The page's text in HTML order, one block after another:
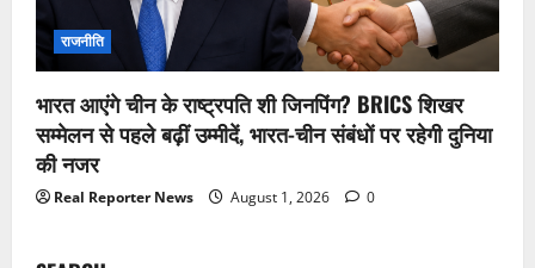
राजनीति
भारत आएंगे चीन के राष्ट्रपति शी जिनपिंग? BRICS शिखर
सम्मेलन से पहले बढ़ीं उम्मीदें, भारत-चीन संबंधों पर रहेगी दुनिया
की नजर
Real Reporter News August 1, 2026 0